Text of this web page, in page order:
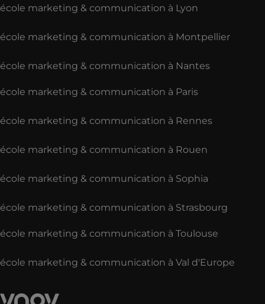
école marketing & communication à Lyon
école marketing & communication à Montpellier
école marketing & communication à Nantes
école marketing & communication à Paris
école marketing & communication à Rennes
école marketing & communication à Rouen
école marketing & communication à Sophia
école marketing & communication à Strasbourg
école marketing & communication à Toulouse
école marketing & communication à Val d'Europe